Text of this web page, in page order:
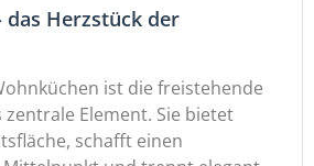
das Herzstück der
ist die freistehende
Element. Sie bietet
schafft einen